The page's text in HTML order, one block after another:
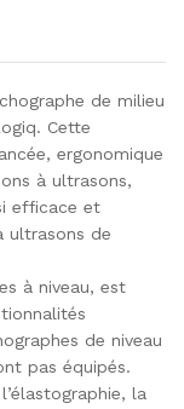
de milieu
Cette
ergonomique
à ultrasons,
efficace et
ultrasons de
à niveau, est
de niveau
pas équipés.
la